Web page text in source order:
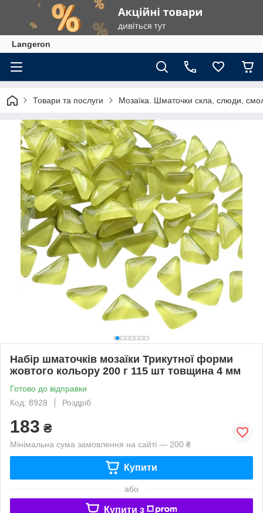
Langeron
Товари та послуги Мозаїка. Шматочки скла, слюди,
Набір шматочків мозаїки Трикутної форми
жовтого кольору 200 г 115 шт товщина 4 мм
Готово до відправки
Код: 8928
Роздріб
183 ₴
Мінімальна сума замовлення на сайті — 200 ₴
Купити
або
Купити з